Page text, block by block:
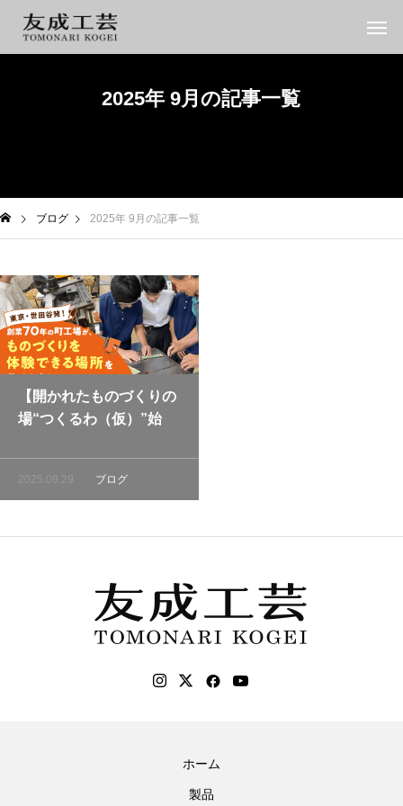
2025年 9月の記事一覧
ブログ 2025年 9月の記事一覧
【開かれたものづくりの
場“つくるわ（仮）”始
場・友成工芸の取り組み
2025.09.29 ブログ
ホーム
製品